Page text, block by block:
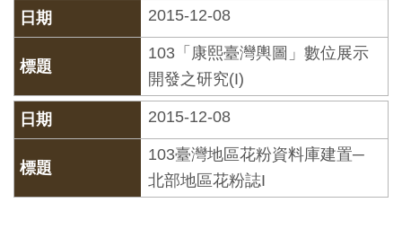
與
資
訊
安
全
告
2015-12-08
103「康熙臺灣輿圖」數位展示
開發之研究(I)
2015-12-08
103臺灣地區花粉資料庫建置─
北部地區花粉誌I